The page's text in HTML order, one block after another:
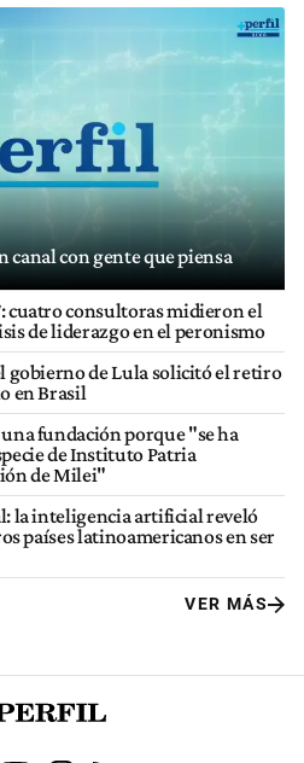
canal con gente que piensa
cuatro consultoras midieron el
de liderazgo en el peronismo
gobierno de Lula solicitó el retiro
en Brasil
fundación porque "se ha
de Instituto Patria
de Milei"
la inteligencia artificial reveló
países latinoamericanos en ser
VER MÁS